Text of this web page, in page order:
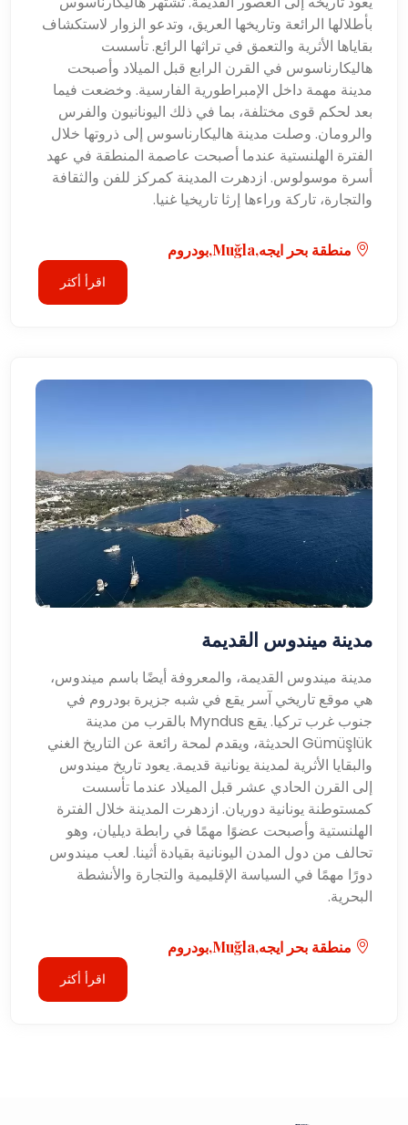
بأطلالها الرائعة وتاريخها العريق، وتدعو الزوار لاستكشاف
بقاياها الأثرية والتعمق في تراثها الرائع. تأسست
هاليكارناسوس في القرن الرابع قبل الميلاد وأصبحت
مدينة مهمة داخل الإمبراطورية الفارسية. وخضعت فيما
بعد لحكم قوى مختلفة، بما في ذلك اليونانيون والفرس
والرومان. وصلت مدينة هاليكارناسوس إلى ذروتها خلال
الفترة الهلنستية عندما أصبحت عاصمة المنطقة في عهد
أسرة موسولوس. ازدهرت المدينة كمركز للفن والثقافة
والتجارة، تاركة وراءها إرثا تاريخيا غنيا.
منطقة بحر ايجه,Muğla,بودروم
اقرأ أكثر
مدينة ميندوس القديمة
مدينة ميندوس القديمة، والمعروفة أيضًا باسم ميندوس،
هي موقع تاريخي آسر يقع في شبه جزيرة بودروم في
جنوب غرب تركيا. يقع Myndus بالقرب من مدينة
Gümüşlük الحديثة، ويقدم لمحة رائعة عن التاريخ الغني
والبقايا الأثرية لمدينة يونانية قديمة. يعود تاريخ ميندوس
إلى القرن الحادي عشر قبل الميلاد عندما تأسست
كمستوطنة يونانية دوريان. ازدهرت المدينة خلال الفترة
الهلنستية وأصبحت عضوًا مهمًا في رابطة ديليان، وهو
تحالف من دول المدن اليونانية بقيادة أثينا. لعب ميندوس
دورًا مهمًا في السياسة الإقليمية والتجارة والأنشطة
البحرية.
منطقة بحر ايجه,Muğla,بودروم
اقرأ أكثر